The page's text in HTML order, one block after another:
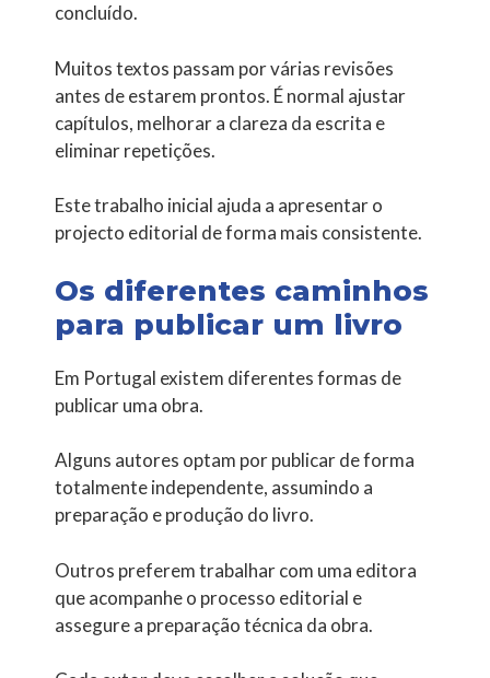
concluído.
Muitos textos passam por várias revisões
antes de estarem prontos. É normal ajustar
capítulos, melhorar a clareza da escrita e
eliminar repetições.
Este trabalho inicial ajuda a apresentar o
projecto editorial de forma mais consistente.
Os diferentes caminhos
para publicar um livro
Em Portugal existem diferentes formas de
publicar uma obra.
Alguns autores optam por publicar de forma
totalmente independente, assumindo a
preparação e produção do livro.
Outros preferem trabalhar com uma editora
que acompanhe o processo editorial e
assegure a preparação técnica da obra.